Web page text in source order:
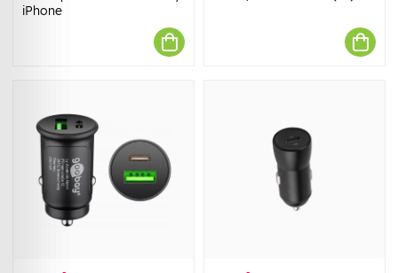
iPhone